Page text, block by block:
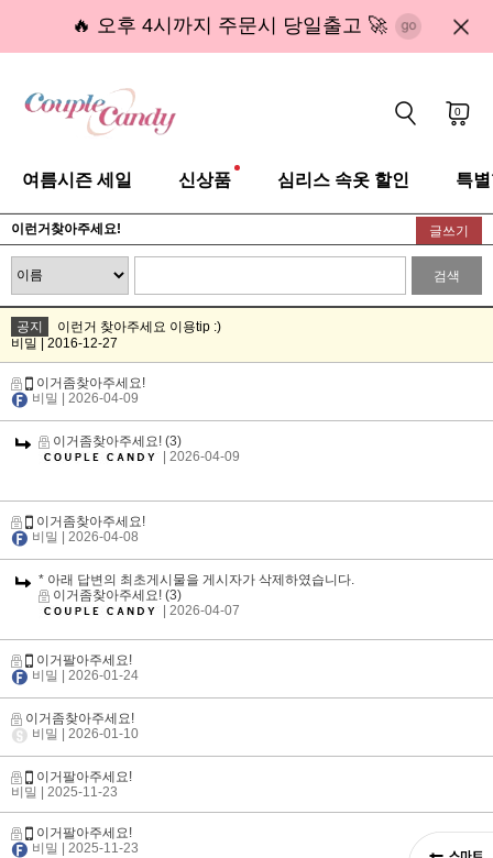
🔥 오후 4시까지 주문시 당일출고 🚀
0
여름시즌 세일 신상품 심리스 속옷 할인 특
이런거찾아주세요! 글쓰기
검색
공지
이런거 찾아주세요 이용tip :)
비밀 | 2016-12-27
이거좀찾아주세요!
비밀
| 2026-04-09
이거좀찾아주세요! (3)
| 2026-04-09
이거좀찾아주세요!
비밀
| 2026-04-08
* 아래 답변의 최초게시물을 게시자가 삭제하였습니다.
이거좀찾아주세요! (3)
| 2026-04-07
이거팔아주세요!
비밀
| 2026-01-24
이거좀찾아주세요!
비밀
| 2026-01-10
이거팔아주세요!
비밀
| 2025-11-23
이거팔아주세요!
비밀
| 2025-11-23